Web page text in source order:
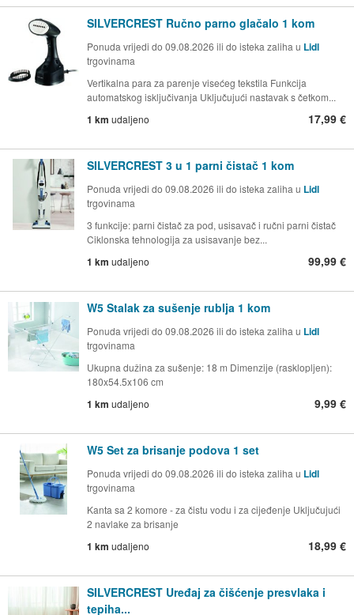
SILVERCREST Ručno parno glačalo 1 kom
Ponuda vrijedi do 09.08.2026 ili do isteka zaliha u Lidl
trgovinama
Vertikalna para za parenje visećeg tekstila Funkcija
automatskog isključivanja Uključujući nastavak s četkom...
1 km udaljeno 17,99 €
SILVERCREST 3 u 1 parni čistač 1 kom
Ponuda vrijedi do 09.08.2026 ili do isteka zaliha u Lidl
trgovinama
3 funkcije: parni čistač za pod, usisavač i ručni parni čistač
Ciklonska tehnologija za usisavanje bez...
1 km udaljeno 99,99 €
W5 Stalak za sušenje rublja 1 kom
Ponuda vrijedi do 09.08.2026 ili do isteka zaliha u Lidl
trgovinama
Ukupna dužina za sušenje: 18 m Dimenzije (rasklopljen):
180x54.5x106 cm
1 km udaljeno 9,99 €
W5 Set za brisanje podova 1 set
Ponuda vrijedi do 09.08.2026 ili do isteka zaliha u Lidl
trgovinama
Kanta sa 2 komore - za čistu vodu i za cijeđenje Uključujući
2 navlake za brisanje
1 km udaljeno 18,99 €
SILVERCREST Uređaj za čišćenje presvlaka i
tepiha...